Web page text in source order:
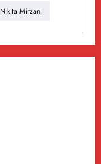
Nikita Mirzani